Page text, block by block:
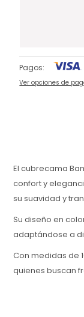
Pagos:
Ver opciones de
El cubrecama
confort y
su suavidad y
Su diseño en
adaptándose a
Con medidas de
quienes buscan